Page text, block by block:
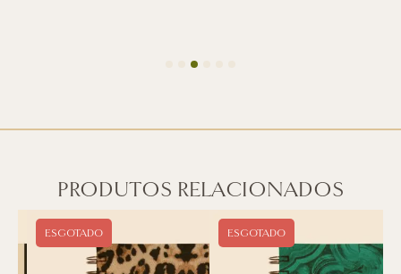
PRODUTOS RELACIONADOS
ESGOTADO ESGOTADO